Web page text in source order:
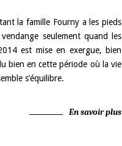
la famille Fourny a les pieds
seulement quand les
est mise en exergue, bien
bien en cette période où la vie
s’équilibre.
En savoir plus